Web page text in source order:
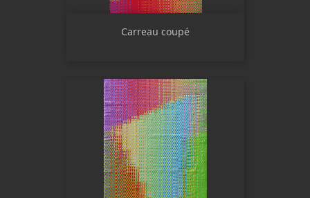
Carreau coupé